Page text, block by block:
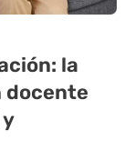
la
docente